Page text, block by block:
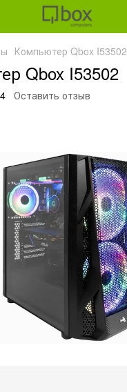
Компьютер Qbox I53502
Qbox I53502
Оставить отзыв